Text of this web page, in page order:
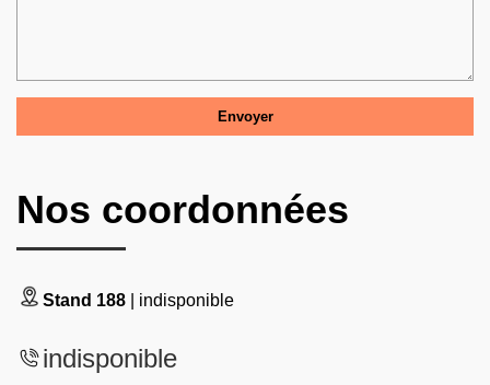
Nos coordonnées
Stand 188 | indisponible
indisponible